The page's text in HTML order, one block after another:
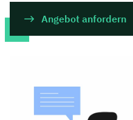
Angebot anfordern